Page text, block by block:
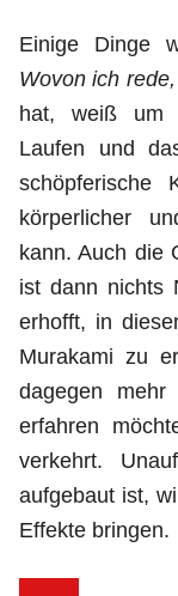
Einige Dinge
Wovon ich
hat, weiß um
Laufen und
schöpferische
körperlicher
kann. Auch die
ist dann nichts
erhofft, in
Murakami zu
dagegen mehr
erfahren
verkehrt.
aufgebaut ist,
Effekte bringen.